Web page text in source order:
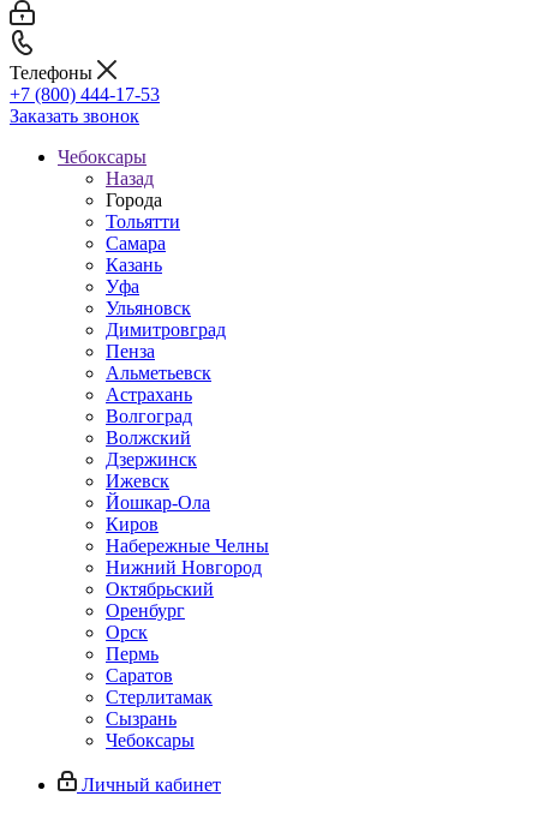
Телефоны
+7 (800) 444-17-53
Заказать звонок
Чебоксары
Назад
Города
Тольятти
Самара
Казань
Уфа
Ульяновск
Димитровград
Пенза
Альметьевск
Астрахань
Волгоград
Волжский
Дзержинск
Ижевск
Йошкар-Ола
Киров
Набережные Челны
Нижний Новгород
Октябрьский
Оренбург
Орск
Пермь
Саратов
Стерлитамак
Сызрань
Чебоксары
Личный кабинет